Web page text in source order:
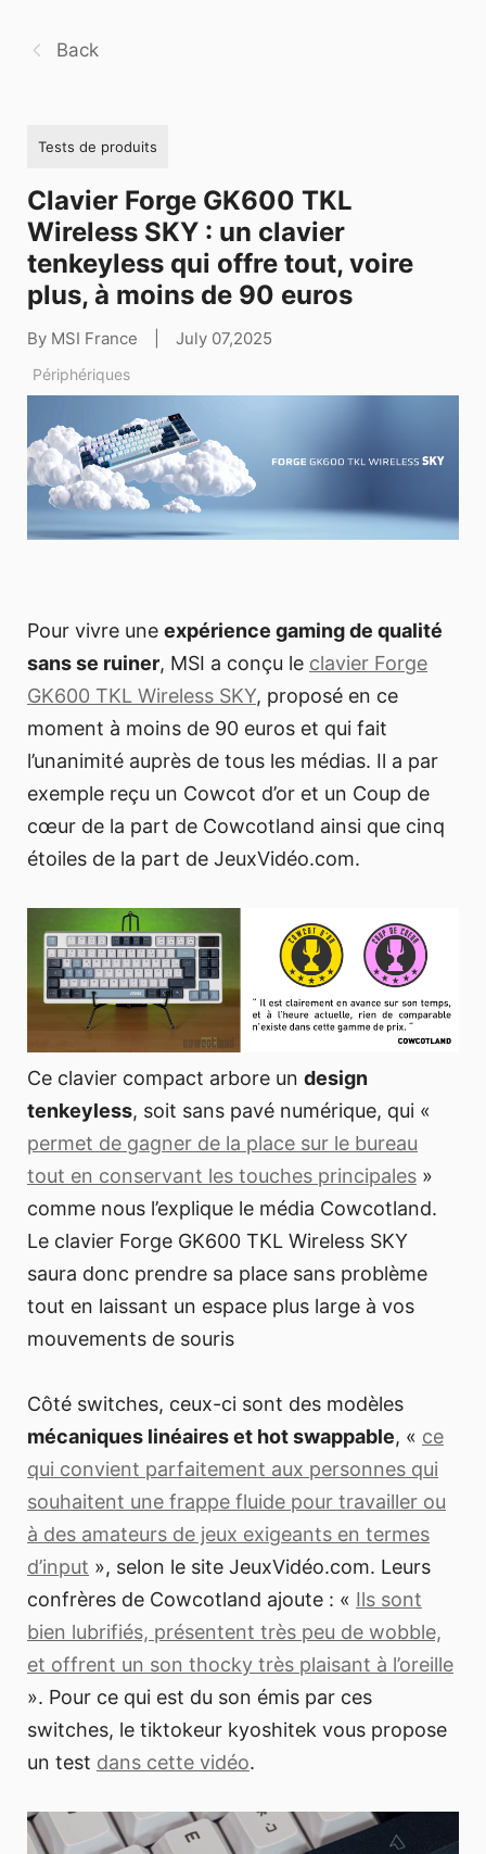
Back
Tests de produits
Clavier Forge GK600 TKL
Wireless SKY : un clavier
tenkeyless qui offre tout, voire
plus, à moins de 90 euros
By MSI France July 07,2025
Périphériques
Pour vivre une expérience gaming de qualité
sans se ruiner, MSI a conçu le clavier Forge
GK600 TKL Wireless SKY, proposé en ce
moment à moins de 90 euros et qui fait
l’unanimité auprès de tous les médias. Il a par
exemple reçu un Cowcot d’or et un Coup de
cœur de la part de Cowcotland ainsi que cinq
étoiles de la part de JeuxVidéo.com.
Ce clavier compact arbore un design
tenkeyless, soit sans pavé numérique, qui «
permet de gagner de la place sur le bureau
tout en conservant les touches principales »
comme nous l’explique le média Cowcotland.
Le clavier Forge GK600 TKL Wireless SKY
saura donc prendre sa place sans problème
tout en laissant un espace plus large à vos
mouvements de souris
Côté switches, ceux-ci sont des modèles
mécaniques linéaires et hot swappable, « ce
qui convient parfaitement aux personnes qui
souhaitent une frappe fluide pour travailler ou
à des amateurs de jeux exigeants en termes
d’input », selon le site JeuxVidéo.com. Leurs
confrères de Cowcotland ajoute : « Ils sont
bien lubrifiés, présentent très peu de wobble,
et offrent un son thocky très plaisant à l’oreille
». Pour ce qui est du son émis par ces
switches, le tiktokeur kyoshitek vous propose
un test dans cette vidéo.